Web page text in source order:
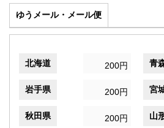
ゆうメール・メール便
北海道 200円 青
岩手県 200円 宮
秋田県 200円 山